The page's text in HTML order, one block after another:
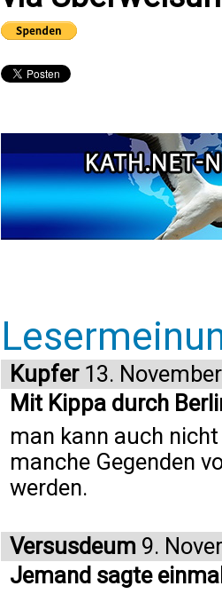
Kupfer13.
Mit Kippa durch
man kann auch
manche Gegenden
werden.
Versusdeum 9.
Jemand sagte